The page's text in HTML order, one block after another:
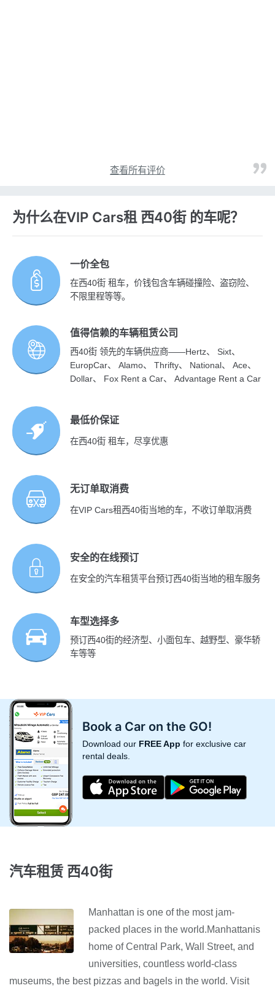
查看所有评价
为什么在VIP Cars租 西40街 的车呢？
一价全包
在西40街 租车，价钱包含车辆碰撞险、盗窃险、
不限里程等等。
值得信赖的车辆租赁公司
西40街 领先的车辆供应商——Hertz、 Sixt、
EuropCar、 Alamo、 Thrifty、 National、 Ace、
Dollar、 Fox Rent a Car、 Advantage Rent a Car
最低价保证
在西40街 租车，尽享优惠
无订单取消费
在VIP Cars租西40街当地的车，不收订单取消费
安全的在线预订
在安全的汽车租赁平台预订西40街当地的租车服务
车型选择多
预订西40街的经济型、小面包车、越野型、豪华轿
车等等
Book a Car on the GO!
Download our FREE App for exclusive car
rental deals.
汽车租赁 西40街
Manhattan is one of the most jam-
packed places in the world.Manhattanis
home of Central Park, Wall Street, and
universities, countless world-class
museums, the best pizzas and bagels in the world. Visit